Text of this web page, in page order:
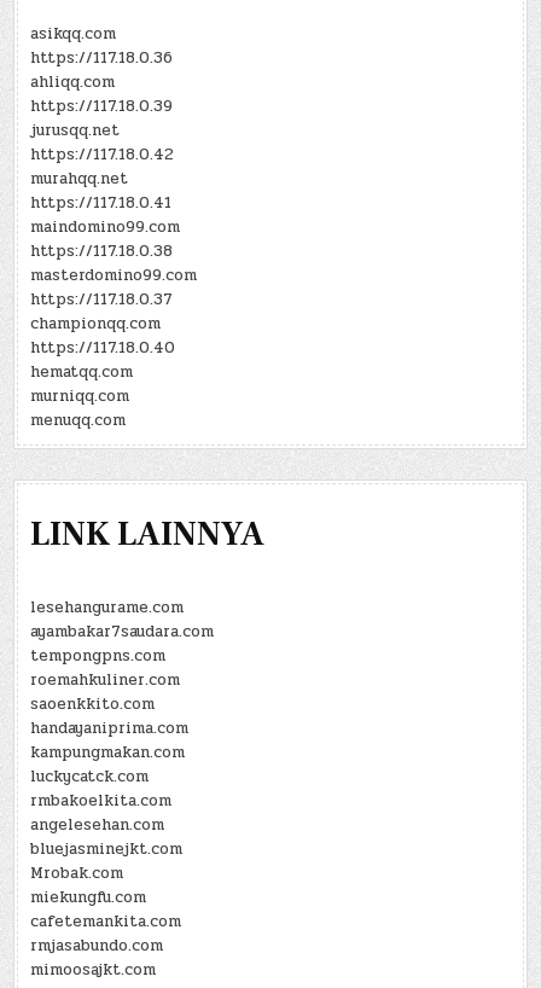
asikqq.com
https://117.18.0.36
ahliqq.com
https://117.18.0.39
jurusqq.net
https://117.18.0.42
murahqq.net
https://117.18.0.41
maindomino99.com
https://117.18.0.38
masterdomino99.com
https://117.18.0.37
championqq.com
https://117.18.0.40
hematqq.com
murniqq.com
menuqq.com
LINK LAINNYA
lesehangurame.com
ayambakar7saudara.com
tempongpns.com
roemahkuliner.com
saoenkkito.com
handayaniprima.com
kampungmakan.com
luckycatck.com
rmbakoelkita.com
angelesehan.com
bluejasminejkt.com
Mrobak.com
miekungfu.com
cafetemankita.com
rmjasabundo.com
mimoosajkt.com